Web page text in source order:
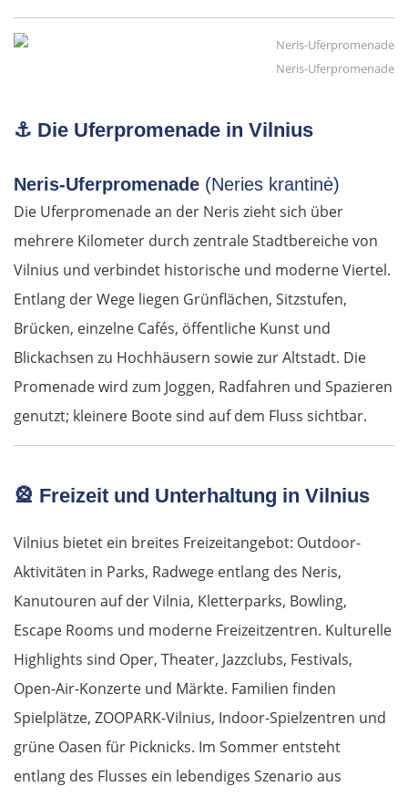
Neris-Uferpromenade
⚓ Die Uferpromenade in Vilnius
Neris-Uferpromenade (Neries krantinė)
Die Uferpromenade an der Neris zieht sich über
mehrere Kilometer durch zentrale Stadtbereiche von
Vilnius und verbindet historische und moderne Viertel.
Entlang der Wege liegen Grünflächen, Sitzstufen,
Brücken, einzelne Cafés, öffentliche Kunst und
Blickachsen zu Hochhäusern sowie zur Altstadt. Die
Promenade wird zum Joggen, Radfahren und Spazieren
genutzt; kleinere Boote sind auf dem Fluss sichtbar.
🎡 Freizeit und Unterhaltung in Vilnius
Vilnius bietet ein breites Freizeitangebot: Outdoor-
Aktivitäten in Parks, Radwege entlang des Neris,
Kanutouren auf der Vilnia, Kletterparks, Bowling,
Escape Rooms und moderne Freizeitzentren. Kulturelle
Highlights sind Oper, Theater, Jazzclubs, Festivals,
Open-Air-Konzerte und Märkte. Familien finden
Spielplätze, ZOOPARK-Vilnius, Indoor-Spielzentren und
grüne Oasen für Picknicks. Im Sommer entsteht
entlang des Flusses ein lebendiges Szenario aus